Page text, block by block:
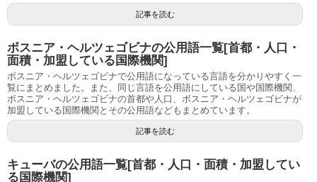
記事を読む
ボスニア・ヘルツェゴビナの公用語一覧[首都・人口・
面積・加盟している国際機関]
ボスニア・ヘルツェゴビナで公用語になっている言語を分かりやすく一
覧にまとめました。また、同じ言語を公用語にしている国や国際機関、
ボスニア・ヘルツェゴビナの首都や人口、ボスニア・ヘルツェゴビナが
加盟している国際機関とその公用語などもまとめています。
記事を読む
キューバの公用語一覧[首都・人口・面積・加盟してい
る国際機関]